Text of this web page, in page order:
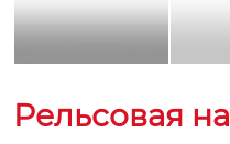
Рельсовая